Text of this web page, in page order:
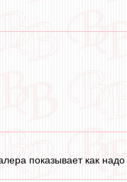
показывает как надо